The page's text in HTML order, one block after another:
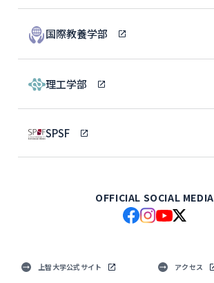
国際教養学部
理工学部
SPSF
OFFICIAL SOCIAL MEDIA
上智大学公式サイト アクセス